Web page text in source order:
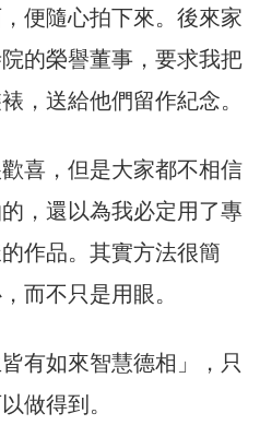
便隨心拍下來。後來家
的榮譽董事，要求我把
，送給他們留作紀念。
喜，但是大家都不相信
，還以為我必定用了專
作品。其實方法很簡
而不只是用眼。
有如來智慧德相」，只
做得到。